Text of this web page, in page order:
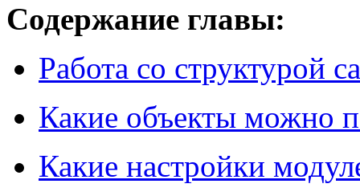
Содержание главы:
Работа со структурой
Какие объекты можно
Какие настройки